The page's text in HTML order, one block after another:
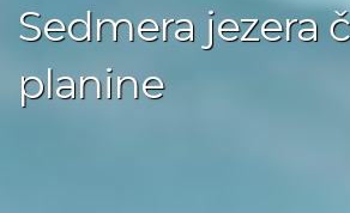
Sedmera jezera
planine